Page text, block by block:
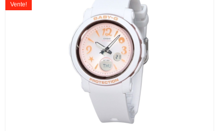
Vente!